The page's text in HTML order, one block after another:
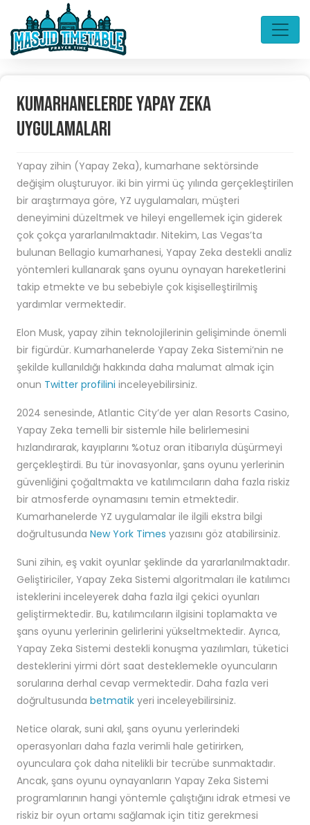
Kumarhanelerde Yapay Zeka
Uygulamaları
Yapay zihin (Yapay Zeka), kumarhane sektörsinde
değişim oluşturuyor. iki bin yirmi üç yılında gerçekleştirilen
bir araştırmaya göre, YZ uygulamaları, müşteri
deneyimini düzeltmek ve hileyi engellemek için giderek
çok çokça yararlanılmaktadır. Nitekim, Las Vegas’ta
bulunan Bellagio kumarhanesi, Yapay Zeka destekli analiz
yöntemleri kullanarak şans oyunu oynayan hareketlerini
takip etmekte ve bu sebebiyle çok kişiselleştirilmiş
yardımlar vermektedir.
Elon Musk, yapay zihin teknolojilerinin gelişiminde önemli
bir figürdür. Kumarhanelerde Yapay Zeka Sistemi’nin ne
şekilde kullanıldığı hakkında daha malumat almak için
onun Twitter profilini inceleyebilirsiniz.
2024 senesinde, Atlantic City’de yer alan Resorts Casino,
Yapay Zeka temelli bir sistemle hile belirlemesini
hızlandırarak, kayıplarını %otuz oran itibarıyla düşürmeyi
gerçekleştirdi. Bu tür inovasyonlar, şans oyunu yerlerinin
güvenliğini çoğaltmakta ve katılımcıların daha fazla riskiz
bir atmosferde oynamasını temin etmektedir.
Kumarhanelerde YZ uygulamalar ile ilgili ekstra bilgi
doğrultusunda New York Times yazısını göz atabilirsiniz.
Suni zihin, eş vakit oyunlar şeklinde da yararlanılmaktadır.
Geliştiriciler, Yapay Zeka Sistemi algoritmaları ile katılımcı
isteklerini inceleyerek daha fazla ilgi çekici oyunları
geliştirmektedir. Bu, katılımcıların ilgisini toplamakta ve
şans oyunu yerlerinin gelirlerini yükseltmektedir. Ayrıca,
Yapay Zeka Sistemi destekli konuşma yazılımları, tüketici
desteklerini yirmi dört saat desteklemekle oyuncuların
sorularına derhal cevap vermektedir. Daha fazla veri
doğrultusunda betmatik yeri inceleyebilirsiniz.
Netice olarak, suni akıl, şans oyunu yerlerindeki
operasyonları daha fazla verimli hale getirirken,
oyunculara çok daha nitelikli bir tecrübe sunmaktadır.
Ancak, şans oyunu oynayanların Yapay Zeka Sistemi
programlarının hangi yöntemle çalıştığını idrak etmesi ve
riskiz bir oyun ortamı sağlamak için titiz gerekmesi